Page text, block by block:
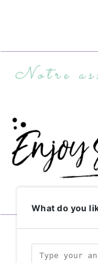
Notre
What do you